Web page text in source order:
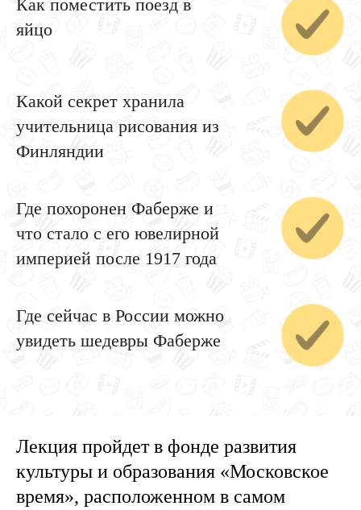
Как поместить поезд в
яйцо
Какой секрет хранила
учительница рисования из
Финляндии
Где похоронен Фаберже и
что стало с его ювелирной
империей после 1917 года
Где сейчас в России можно
увидеть шедевры Фаберже
Лекция пройдет в фонде развития
культуры и образования «Московское
время», расположенном в самом